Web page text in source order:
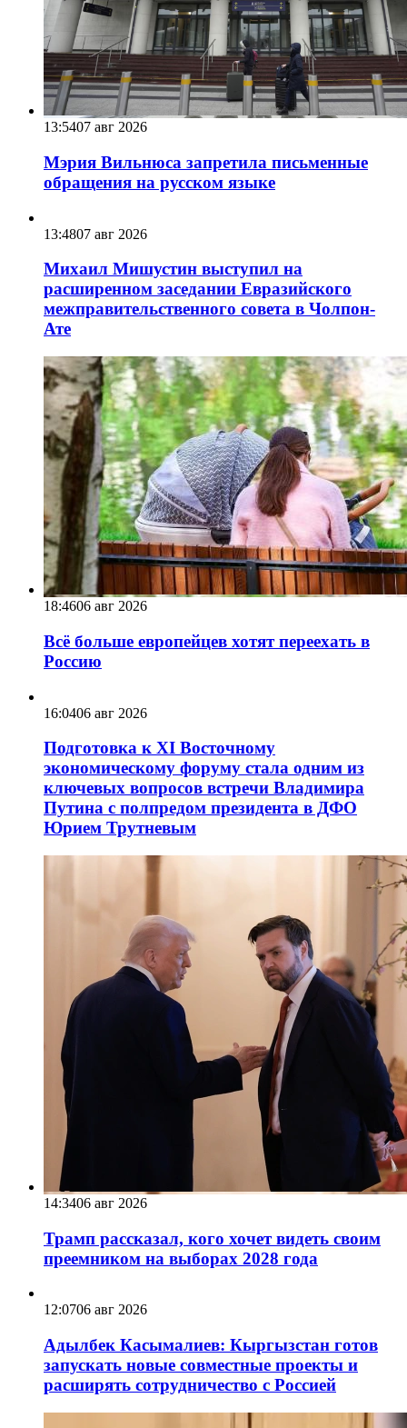
13:5407 авг 2026
Мэрия Вильнюса запретила письменные
обращения на русском языке
13:4807 авг 2026
Михаил Мишустин выступил на
расширенном заседании Евразийского
межправительственного совета в Чолпон-
Ате
18:4606 авг 2026
Всё больше европейцев хотят переехать в
Россию
16:0406 авг 2026
Подготовка к XI Восточному
экономическому форуму стала одним из
ключевых вопросов встречи Владимира
Путина с полпредом президента в ДФО
Юрием Трутневым
14:3406 авг 2026
Трамп рассказал, кого хочет видеть своим
преемником на выборах 2028 года
12:0706 авг 2026
Адылбек Касымалиев: Кыргызстан готов
запускать новые совместные проекты и
расширять сотрудничество с Россией